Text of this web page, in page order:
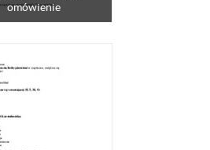
omówienie